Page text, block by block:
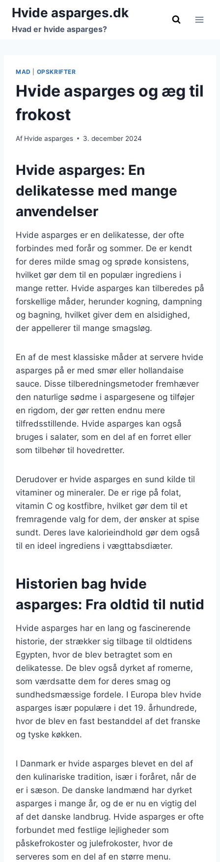
Fortsæt
indhold
Hvide asparges.dk
Hvad er hvide asparges?
MAD OPSKRIFTER
Hvide asparges og æg til
frokost
Af Hvide asparges 3. december 2024
Hvide asparges: En
delikatesse med mange
anvendelser
Hvide asparges er en delikatesse, der ofte
forbindes med forår og sommer. De er kendt
for deres milde smag og sprøde konsistens,
hvilket gør dem til en populær ingrediens i
mange retter. Hvide asparges kan tilberedes på
forskellige måder, herunder kogning, dampning
og bagning, hvilket giver dem en alsidighed,
der appellerer til mange smagsløg.
En af de mest klassiske måder at servere hvide
asparges på er med smør eller hollandaise
sauce. Disse tilberedningsmetoder fremhæver
den naturlige sødme i aspargesene og tilføjer
en rigdom, der gør retten endnu mere
tilfredsstillende. Hvide asparges kan også
bruges i salater, som en del af en forret eller
som tilbehør til hovedretter.
Derudover er hvide asparges en sund kilde til
vitaminer og mineraler. De er rige på folat,
vitamin C og kostfibre, hvilket gør dem til et
fremragende valg for dem, der ønsker at spise
sundt. Deres lave kalorieindhold gør dem også
til en ideel ingrediens i vægttabsdiæter.
Historien bag hvide
asparges: Fra oldtid til nutid
Hvide asparges har en lang og fascinerende
historie, der strækker sig tilbage til oldtidens
Egypten, hvor de blev betragtet som en
delikatesse. De blev også dyrket af romerne,
som værdsatte dem for deres smag og
sundhedsmæssige fordele. I Europa blev hvide
asparges især populære i det 19. århundrede,
hvor de blev en fast bestanddel af det franske
og tyske køkken.
I Danmark er hvide asparges blevet en del af
den kulinariske tradition, især i foråret, når de
er i sæson. De danske landmænd har dyrket
asparges i mange år, og de er nu en vigtig del
af det danske landbrug. Hvide asparges er ofte
forbundet med festlige lejligheder som
påskefrokoster og julefrokoster, hvor de
serveres som en del af en større menu.